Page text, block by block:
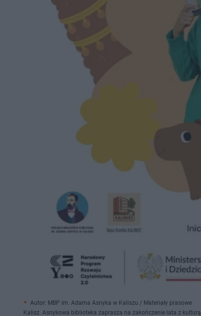
Autor: MBP im. Adama Asnyka w Kaliszu / Materiały prasowe
Kalisz. Asnykowa biblioteka zaprasza na zakończenie lata z kulturą